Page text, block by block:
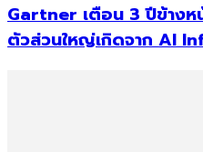
Gartner เตือน 3 ปีข้างห
ตัวส่วนใหญ่เกิดจาก AI